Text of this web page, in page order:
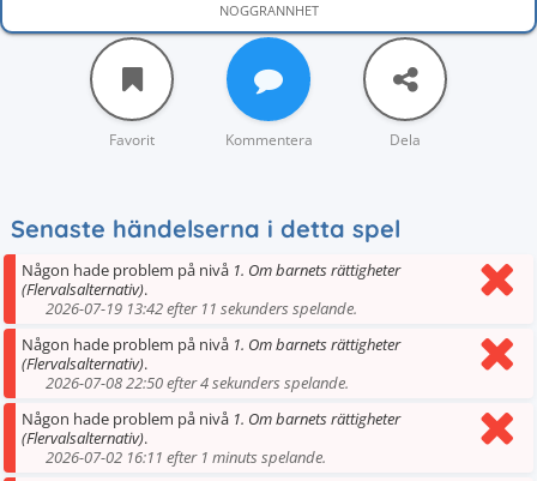
NOGGRANNHET
Favorit Kommentera Dela
Senaste händelserna i detta spel
Någon hade problem på nivå 1. Om barnets rättigheter
(Flervalsalternativ).
2026-07-19 13:42 efter 11 sekunders spelande.
Någon hade problem på nivå 1. Om barnets rättigheter
(Flervalsalternativ).
2026-07-08 22:50 efter 4 sekunders spelande.
Någon hade problem på nivå 1. Om barnets rättigheter
(Flervalsalternativ).
2026-07-02 16:11 efter 1 minuts spelande.